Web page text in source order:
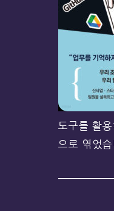
도구를 활
으로 엮었